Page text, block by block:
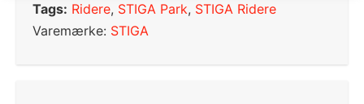
Tags: Ridere, STIGA Park, STIGA Ridere
Varemærke: STIGA